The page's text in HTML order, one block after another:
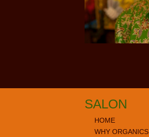
SALON
HOME
WHY ORGANICS